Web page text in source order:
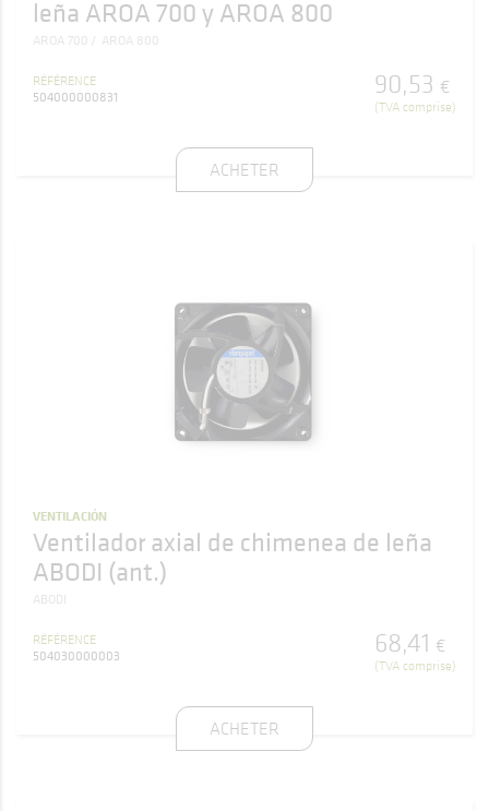
leña AROA 700 y AROA 800
AROA 700 AROA 800
RÉFÉRENCE
504000000831
90,53 €
(TVA comprise)
ACHETER
VENTILACIÓN
Ventilador axial de chimenea de leña
ABODI (ant.)
ABODI
RÉFÉRENCE
504030000003
68,41 €
(TVA comprise)
ACHETER